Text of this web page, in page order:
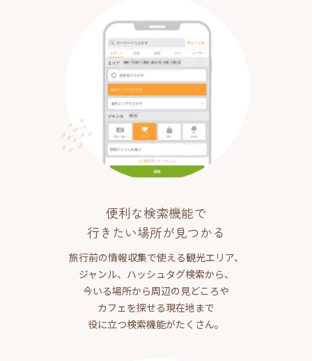
便利な検索機能で
行きたい場所が見つかる
旅行前の情報収集で使える観光エリア、
ジャンル、ハッシュタグ検索から、
今いる場所から周辺の見どころや
カフェを探せる現在地まで
役に立つ検索機能がたくさん。